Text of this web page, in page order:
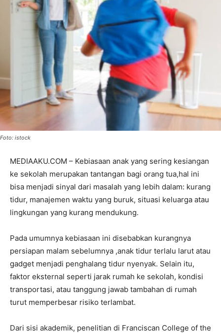
Foto: istock
MEDIAAKU.COM – Kebiasaan anak yang sering kesiangan
ke sekolah merupakan tantangan bagi orang tua,hal ini
bisa menjadi sinyal dari masalah yang lebih dalam: kurang
tidur, manajemen waktu yang buruk, situasi keluarga atau
lingkungan yang kurang mendukung.
Pada umumnya kebiasaan ini disebabkan kurangnya
persiapan malam sebelumnya ,anak tidur terlalu larut atau
gadget menjadi penghalang tidur nyenyak. Selain itu,
faktor eksternal seperti jarak rumah ke sekolah, kondisi
transportasi, atau tanggung jawab tambahan di rumah
turut memperbesar risiko terlambat.
Dari sisi akademik, penelitian di Franciscan College of the